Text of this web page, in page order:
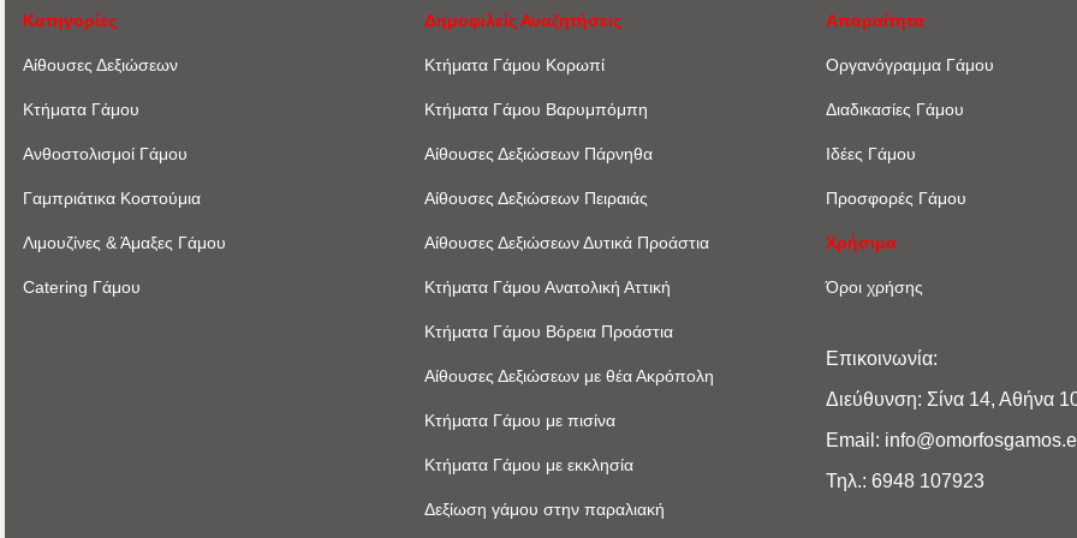
Κατηγορίες
Αίθουσες Δεξιώσεων
Κτήματα Γάμου
Ανθοστολισμοί Γάμου
Γαμπριάτικα Κοστούμια
Λιμουζίνες & Άμαξες Γάμου
Catering Γάμου
Δημοφιλείς Αναζητήσεις
Κτήματα Γάμου Κορωπί
Κτήματα Γάμου Βαρυμπόμπη
Αίθουσες Δεξιώσεων Πάρνηθα
Αίθουσες Δεξιώσεων Πειραιάς
Αίθουσες Δεξιώσεων Δυτικά Προάστια
Κτήματα Γάμου Ανατολική Αττική
Κτήματα Γάμου Βόρεια Προάστια
Αίθουσες Δεξιώσεων με θέα Ακρόπoλη
Κτήματα Γάμου με πισίνα
Κτήματα Γάμου με εκκλησία
Δεξίωση γάμου στην παραλιακή
Απαραίτητα
Οργανόγραμμα Γάμου
Διαδικασίες Γάμου
Ιδέες Γάμου
Προσφορές Γάμου
Χρήσιμα
Όροι χρήσης
Επικοινωνία:
Διεύθυνση: Σίνα 14, Αθήνα
Email:
Τηλ.: 6948 107923